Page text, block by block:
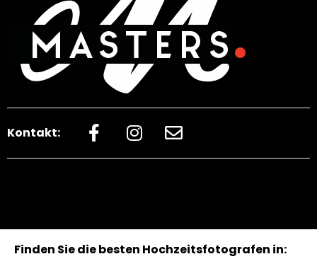
Kontakt:
Finden Sie die besten Hochzeitsfotografen in: